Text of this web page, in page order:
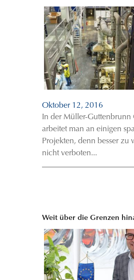
Oktober 12, 2016
In der Müller-Guttenbrunn
arbeitet man an einigen
Projekten, denn besser zu
nicht verboten...
Weit über die Grenzen